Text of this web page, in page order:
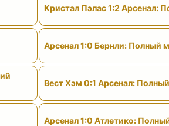
Кристал Пэлас 1:2 Арсенал:
Арсенал 1:0 Бернли: Полный
Вест Хэм 0:1 Арсенал:
Арсенал 1:0 Атлетико: